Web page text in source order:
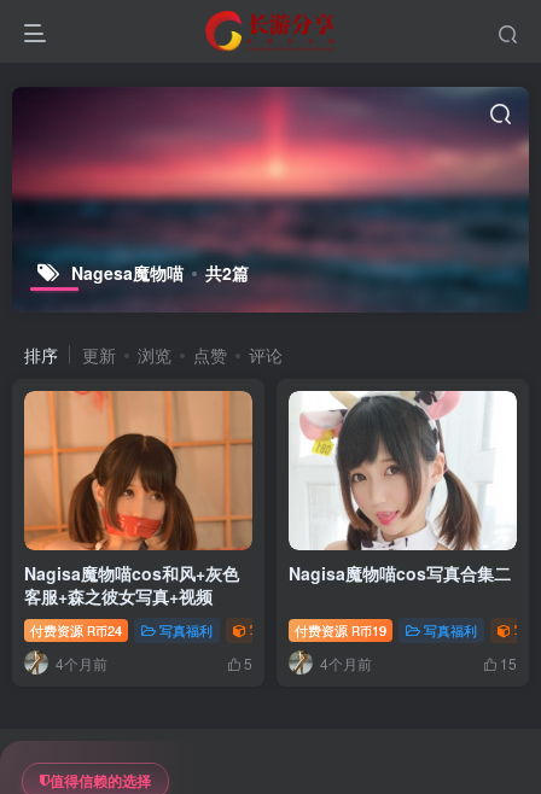
Nagesa魔物喵 共2篇
排序 更新 浏览 点赞 评论
Nagisa魔物喵cos和风+灰色
客服+森之彼女写真+视频
付费资源 R币24 写真福利 写真视频专题 萝莉写真照片专题
4个月前 5
Nagisa魔物喵cos写真合集二
付费资源 R币19 写真福利 写
4个月前 15
值得信赖的选择